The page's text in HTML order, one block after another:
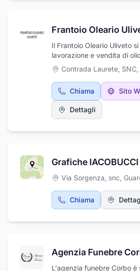
Frantoio Oleario
Il Frantoio Oleario Uliveto
lavorazione e vendita di
oliva per conto proprio e
Lorenzo Maggiore. Grazie
acquisita si occupa della
lavorazione,
extravergine di oliva.
anche nella vendita di olio
Contrada Laurete, SNC,
Chiama Sito
Dettagli
Grafiche IACOBUCCI
Via Sorgenza, snc,
Chiama
Agenzia Funebre
L'agenzia funebre Corbo è